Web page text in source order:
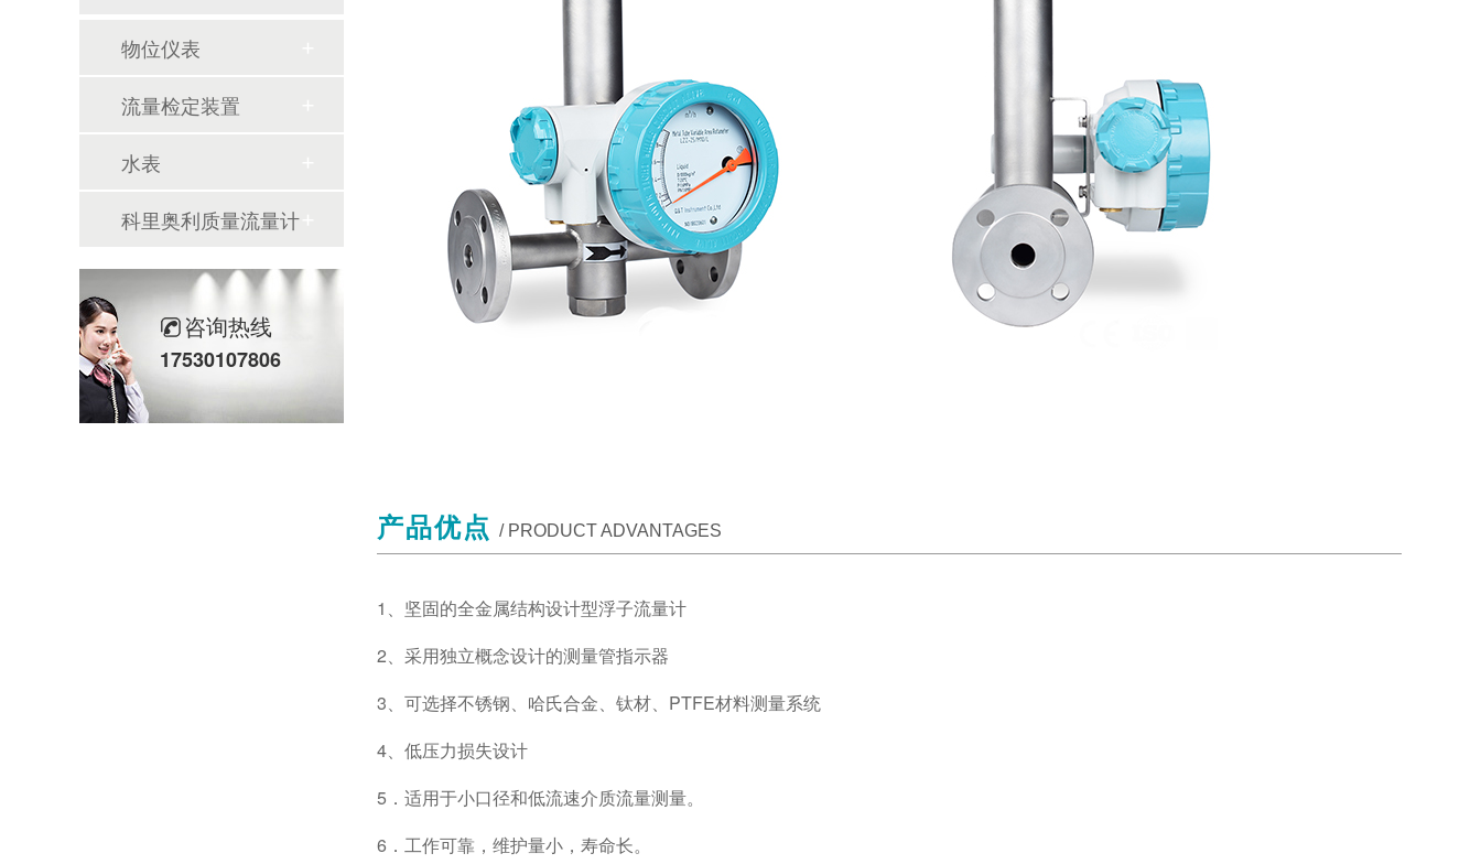
产品优点 / PRODUCT ADVANTAGES
1、坚固的全金属结构设计型浮子流量计
2、采用独立概念设计的测量管指示器
3、可选择不锈钢、哈氏合金、钛材、PTFE材料测量系统
4、低压力损失设计
5．适用于小口径和低流速介质流量测量。
6．工作可靠，维护量小，寿命长。
物位仪表
流量检定装置
水表
科里奥利质量流量计
咨询热线
17530107806